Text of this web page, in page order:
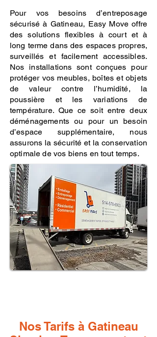
Pour vos besoins d’entreposage
sécurisé à Gatineau, Easy Move offre
des solutions flexibles à court et à
long terme dans des espaces propres,
surveillés et facilement accessibles.
Nos installations sont conçues pour
protéger vos meubles, boîtes et objets
de valeur contre l’humidité, la
poussière et les variations de
température. Que ce soit entre deux
déménagements ou pour un besoin
d’espace supplémentaire, nous
assurons la sécurité et la conservation
optimale de vos biens en tout temps.
Nos Tarifs à Gatineau